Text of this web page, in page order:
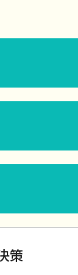
策